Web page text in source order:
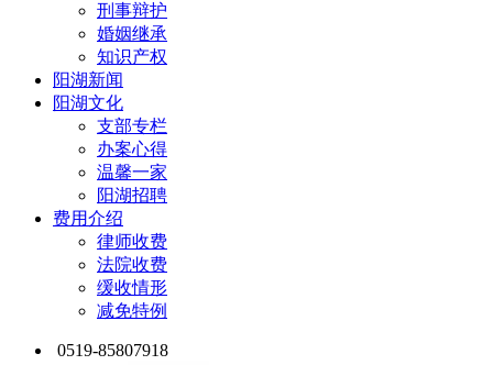
刑事辩护
婚姻继承
知识产权
阳湖新闻
阳湖文化
支部专栏
办案心得
温馨一家
阳湖招聘
费用介绍
律师收费
法院收费
缓收情形
减免特例
0519-85807918